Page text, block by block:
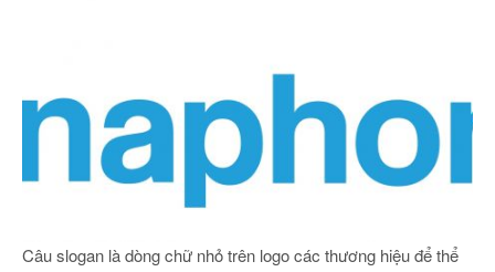
Câu slogan là dòng chữ nhỏ trên logo các thương hiệu để thể